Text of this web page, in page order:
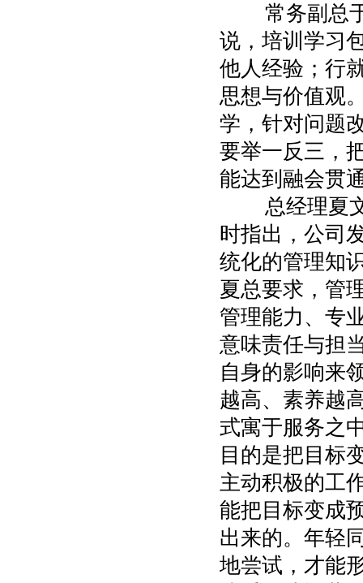
常务副总于
说，培训学习
他人经验；行
思想与价值观
学，针对问题
要举一反三，
能达到融会贯
总经理夏文
时指出，公司
统化的管理知
夏总要求，管
管理能力、专
意味责任与担
自身的影响来
越高、素养越
式寓于服务之
目的是把目标
主动积极的工
能把目标变成
出来的。年轻
地尝试，才能